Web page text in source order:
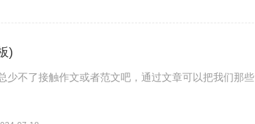
)
少不了接触作文或者范文吧，通过文章可以把我们那些